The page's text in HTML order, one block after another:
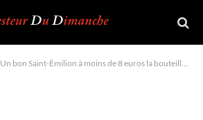
Un bon Saint-Émilion à moins de 8 euros la bouteille ça existe, et c’est dans votre magasin Leclerc jusqu’au 11 Juin 2025 !